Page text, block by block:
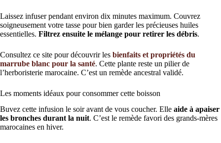
Laissez infuser pendant environ dix minutes maximum. Couvrez
soigneusement votre tasse pour bien garder les précieuses huiles
essentielles. Filtrez ensuite le mélange pour retirer les débris.
Consultez ce site pour découvrir les bienfaits et propriétés du
marrube blanc pour la santé. Cette plante reste un pilier de
l’herboristerie marocaine. C’est un remède ancestral validé.
Les moments idéaux pour consommer cette boisson
Buvez cette infusion le soir avant de vous coucher. Elle aide à apaiser
les bronches durant la nuit. C’est le remède favori des grands-mères
marocaines en hiver.